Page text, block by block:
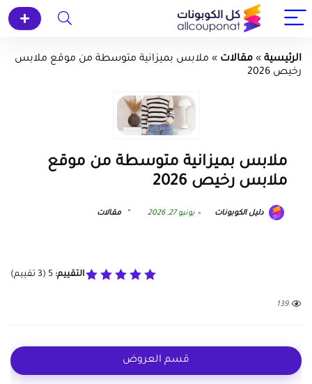
الرئيسية » مقالات » ملابس بميزانية متوسطة من موقع ملابس
رخيص 2026
ملابس بميزانية متوسطة من موقع
ملابس رخيص 2026
دليل الكوبونات يونيو 27, 2026 مقالات
التقييم: 5
(
3 تقييم)
139
قسم العروض